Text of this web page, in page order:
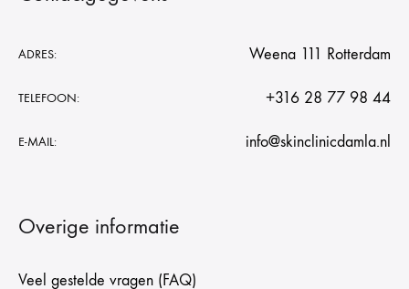
ADRES: Weena 111 Rotterdam
TELEFOON: +316 28 77 98 44
E-MAIL: info@skinclinicdamla.nl
Overige informatie
Veel gestelde vragen (FAQ)